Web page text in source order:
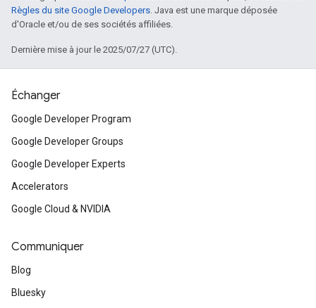
Règles du site Google Developers. Java est une marque déposée
d'Oracle et/ou de ses sociétés affiliées.
Dernière mise à jour le 2025/07/27 (UTC).
Échanger
Google Developer Program
Google Developer Groups
Google Developer Experts
Accelerators
Google Cloud & NVIDIA
Communiquer
Blog
Bluesky